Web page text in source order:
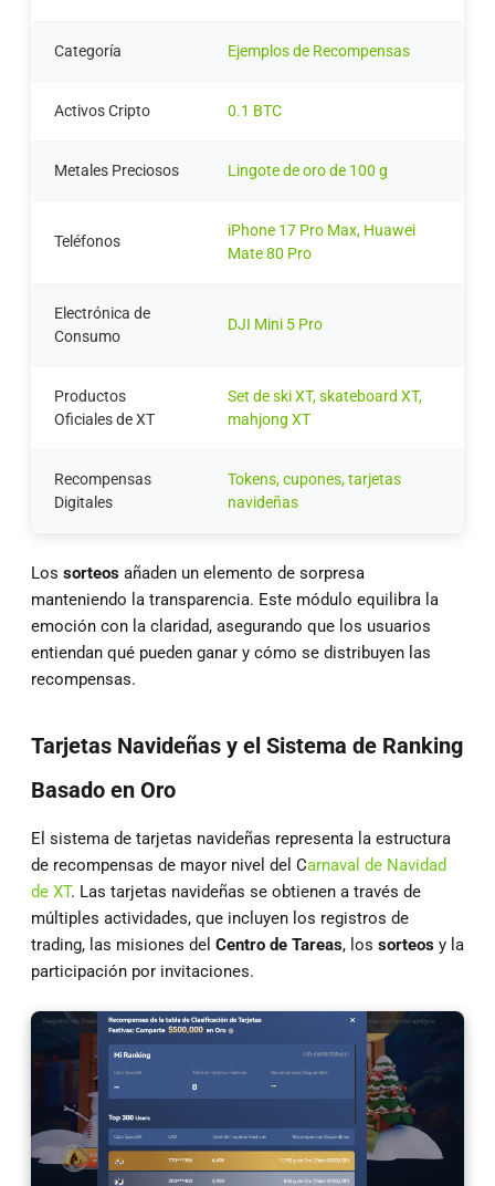
Categoría Ejemplos de Recompensas
Activos Cripto 0.1 BTC
Metales Preciosos Lingote de oro de 100 g
Teléfonos
iPhone 17 Pro Max, Huawei
Mate 80 Pro
Electrónica de
Consumo
DJI Mini 5 Pro
Productos
Oficiales de XT
Set de ski XT, skateboard XT,
mahjong XT
Recompensas
Digitales
Tokens, cupones, tarjetas
navideñas
Los sorteos añaden un elemento de sorpresa
manteniendo la transparencia. Este módulo equilibra la
emoción con la claridad, asegurando que los usuarios
entiendan qué pueden ganar y cómo se distribuyen las
recompensas.
Tarjetas Navideñas y el Sistema de Ranking
Basado en Oro
El sistema de tarjetas navideñas representa la estructura
de recompensas de mayor nivel del Carnaval de Navidad
de XT. Las tarjetas navideñas se obtienen a través de
múltiples actividades, que incluyen los registros de
trading, las misiones del Centro de Tareas, los sorteos y la
participación por invitaciones.